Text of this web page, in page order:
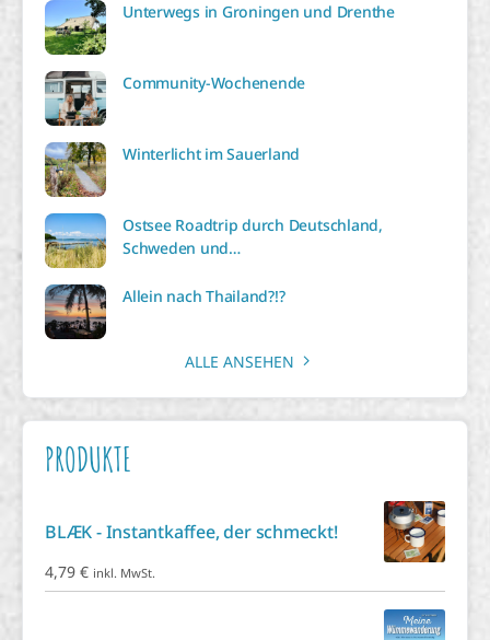
Unterwegs in Groningen und Drenthe
Community-Wochenende
Winterlicht im Sauerland
Ostsee Roadtrip durch Deutschland,
Schweden und…
Allein nach Thailand?!?
ALLE ANSEHEN
PRODUKTE
BLÆK - Instantkaffee, der schmeckt!
4,79 € inkl. MwSt.